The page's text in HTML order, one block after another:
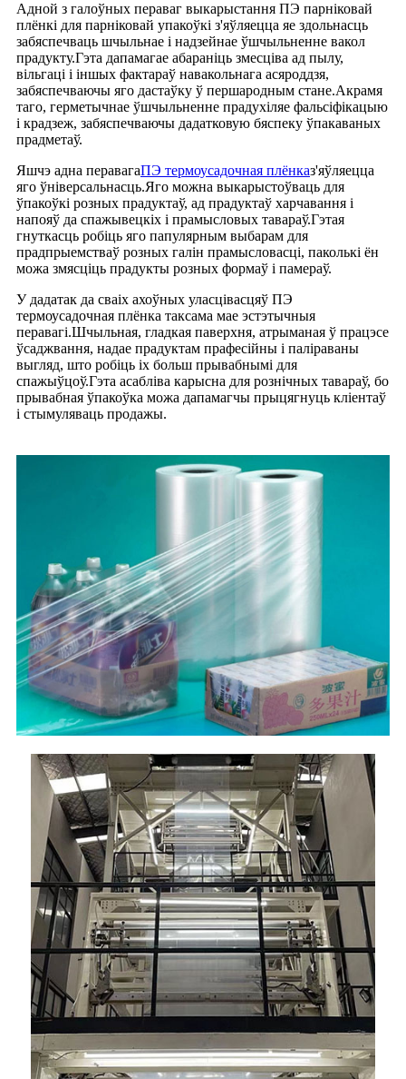
Адной з галоўных пераваг выкарыстання ПЭ парніковай
плёнкі для парніковай упакоўкі з'яўляецца яе здольнасць
забяспечваць шчыльнае і надзейнае ўшчыльненне вакол
прадукту.Гэта дапамагае абараніць змесціва ад пылу,
вільгаці і іншых фактараў навакольнага асяроддзя,
забяспечваючы яго дастаўку ў першародным стане.Акрамя
таго, герметычнае ўшчыльненне прадухіляе фальсіфікацыю
і крадзеж, забяспечваючы дадатковую бяспеку ўпакаваных
прадметаў.
Яшчэ адна перавагаПЭ термоусадочная плёнказ'яўляецца
яго ўніверсальнасць.Яго можна выкарыстоўваць для
ўпакоўкі розных прадуктаў, ад прадуктаў харчавання і
напояў да спажывецкіх і прамысловых тавараў.Гэтая
гнуткасць робіць яго папулярным выбарам для
прадпрыемстваў розных галін прамысловасці, паколькі ён
можа змясціць прадукты розных формаў і памераў.
У дадатак да сваіх ахоўных уласцівасцяў ПЭ
термоусадочная плёнка таксама мае эстэтычныя
перавагі.Шчыльная, гладкая паверхня, атрыманая ў працэсе
ўсаджвання, надае прадуктам прафесійны і паліраваны
выгляд, што робіць іх больш прывабнымі для
спажыўцоў.Гэта асабліва карысна для рознічных тавараў, бо
прывабная ўпакоўка можа дапамагчы прыцягнуць кліентаў
і стымуляваць продажы.